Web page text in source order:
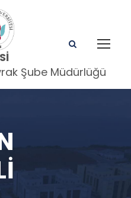
Şube Müdürlüğü